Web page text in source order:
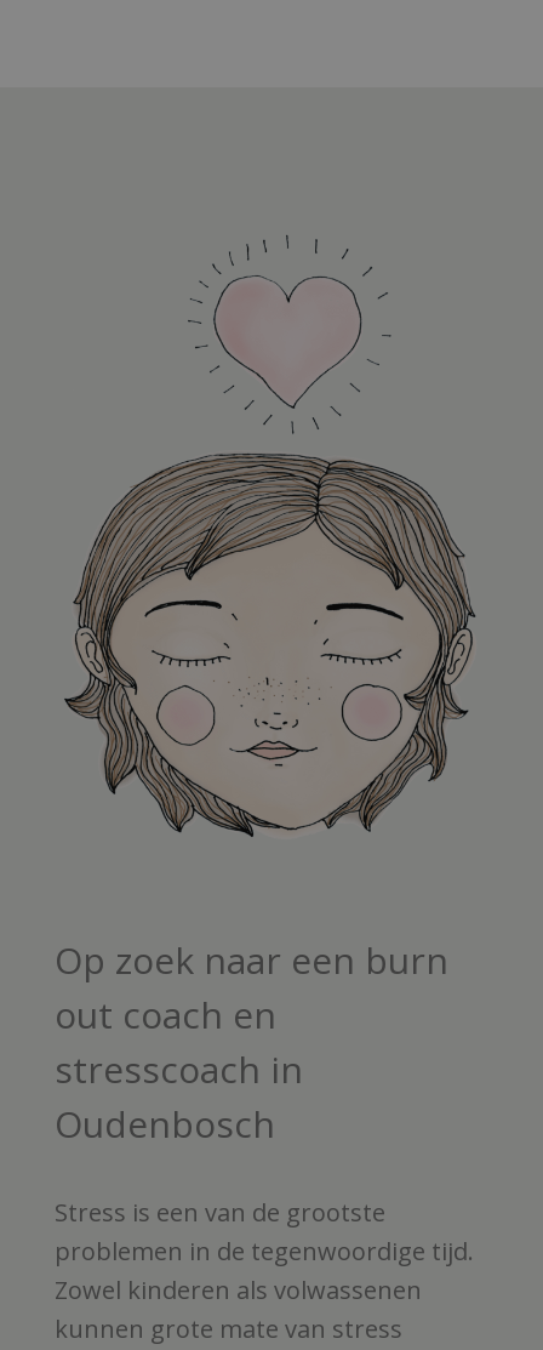
Op zoek naar een burn
out coach en
stresscoach in
Oudenbosch
Stress is een van de grootste
problemen in de tegenwoordige tijd.
Zowel kinderen als volwassenen
kunnen grote mate van stress